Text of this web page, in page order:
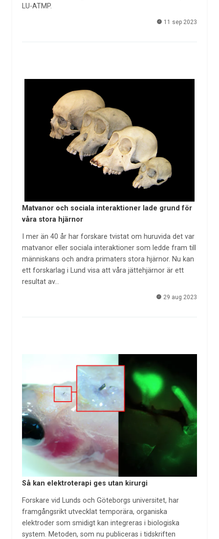
LU-ATMP.
11 sep 2023
Matvanor och sociala interaktioner lade grund för
våra stora hjärnor
I mer än 40 år har forskare tvistat om huruvida det var
matvanor eller sociala interaktioner som ledde fram till
människans och andra primaters stora hjärnor. Nu kan
ett forskarlag i Lund visa att våra jättehjärnor är ett
resultat av…
29 aug 2023
Så kan elektroterapi ges utan kirurgi
Forskare vid Lunds och Göteborgs universitet, har
framgångsrikt utvecklat temporära, organiska
elektroder som smidigt kan integreras i biologiska
system. Metoden, som nu publiceras i tidskriften